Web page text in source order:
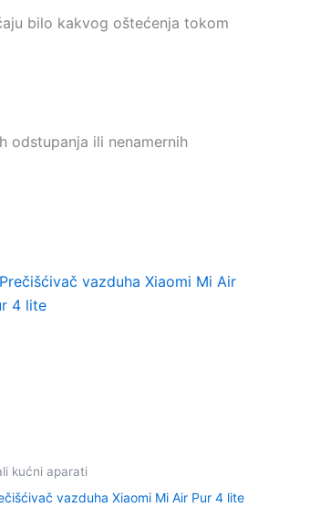
bilo kakvog oštećenja tokom
odstupanja ili nenamernih
kućni aparati
vazduha Xiaomi Mi Air Pur 4 lite